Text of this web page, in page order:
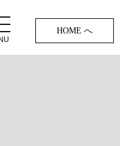
HOME へ